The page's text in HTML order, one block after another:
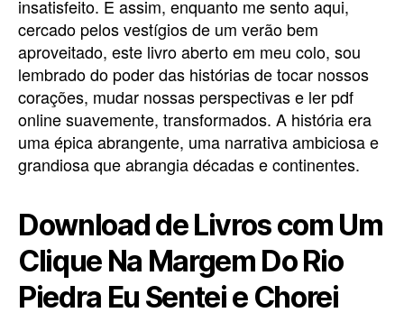
insatisfeito. E assim, enquanto me sento aqui,
cercado pelos vestígios de um verão bem
aproveitado, este livro aberto em meu colo, sou
lembrado do poder das histórias de tocar nossos
corações, mudar nossas perspectivas e ler pdf
online suavemente, transformados. A história era
uma épica abrangente, uma narrativa ambiciosa e
grandiosa que abrangia décadas e continentes.
Download de Livros com Um
Clique Na Margem Do Rio
Piedra Eu Sentei e Chorei